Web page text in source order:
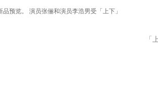
预览。 ​​​​演员张俪和演员李浩男受「上下」
「